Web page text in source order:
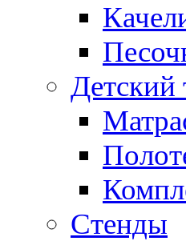
Детский
Стенды